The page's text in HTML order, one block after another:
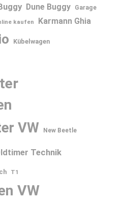
Dune Buggy
Garage
kaufen
Karmann Ghia
Kübelwagen
VW New Beetle
Technik
T1
VW